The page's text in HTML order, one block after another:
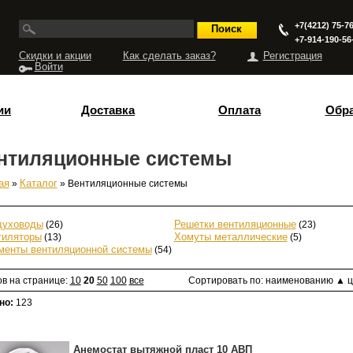
+7(4212) 75-
+7-914-190-
Скидки и акции Как сделать заказ?
Регистрация
Войти
Доставка Оплата
системы
» Каталог» Вентиляционные системы
(26)
(13)
вентиляционной системы (54)
Решетки вентиляционные (23)
Хомуты металлические (5)
на странице: 10 20 50 100 все Сортировать по: наименованию ▲
123
Анемостат вытяжной пласт 10 АВП